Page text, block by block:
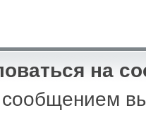
на
вы